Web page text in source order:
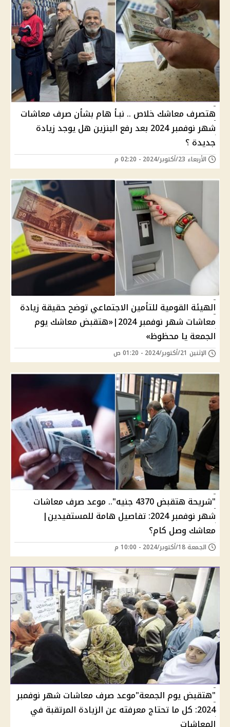
هتصرف معاشك خلاص .. نبـأ هام بشأن صرف معاشات
شهر نوفمبر 2024 بعد رفع البنزين هل يوجد زيادة
جديدة ؟
الأربعاء 23/أكتوبر/2024 - 02:20 م
الهيئة القومية للتأمين الاجتماعي توضح حقيقة زيادة
معاشات شهر نوفمبر 2024|«هتقبض معاشك يوم
الجمعة يا محظوظ»
الإثنين 21/أكتوبر/2024 - 01:20 ص
"شريحة هتقبض 4370 جنيه".. موعد صرف معاشات
شهر نوفمبر 2024: تفاصيل هامة للمستفيدين|
معاشك وصل كام؟
الجمعة 18/أكتوبر/2024 - 10:00 م
"هتقبض يوم الجمعة"موعد صرف معاشات شهر نوفمبر
2024: كل ما تحتاج معرفته عن الزيادة المرتقبة في